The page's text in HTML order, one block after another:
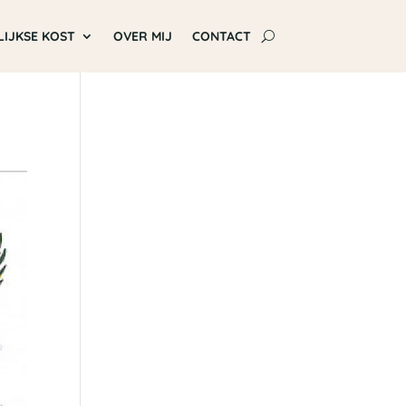
KOST OVER MIJ CONTACT